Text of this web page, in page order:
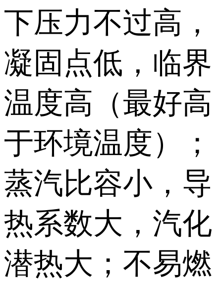
下压力不过高，
凝固点低，临界
温度高（最好高
于环境温度）；
蒸汽比容小，导
热系数大，汽化
潜热大；不易燃